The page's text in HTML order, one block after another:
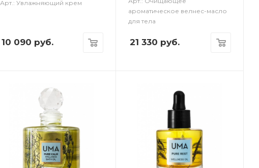
Арт.: Увлажняющий крем
10 090 руб.
ароматическое велнес-масло
для тела
21 330 руб.